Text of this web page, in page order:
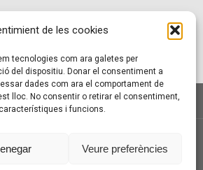
de les cookies
tecnologies com ara galetes per
del dispositiu. Donar el consentiment a
dades com ara el comportament de
lloc. No consentir o retirar el consentiment,
i funcions.
Veure preferències